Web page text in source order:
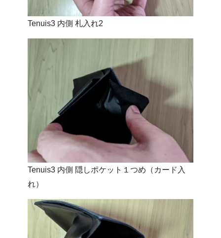
Tenuis3 内側 札入れ2
Tenuis3 内側 隠しポケット１つめ（カード入
れ）